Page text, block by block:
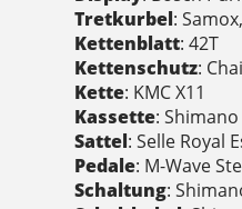
Tretkurbel:
Kettenblatt: 42T
Kettenschutz:
Kette: KMC X11
Kassette: Shimano
Sattel: Selle Royal
Pedale: M-Wave
Schaltung: